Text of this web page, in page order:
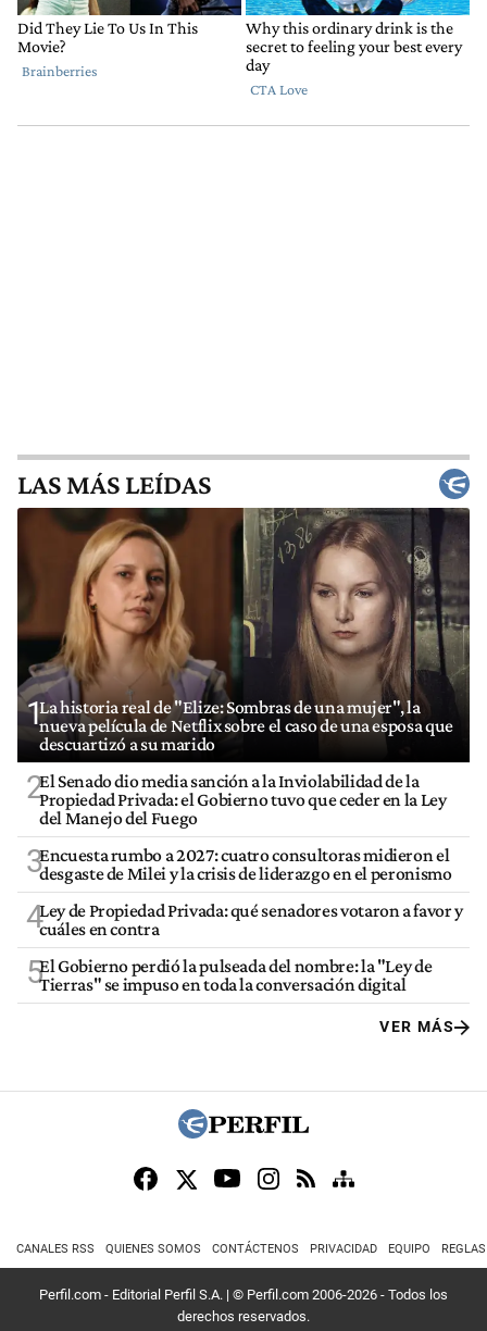
LAS MÁS LEÍDAS
1La historia real de "Elize: Sombras de una mujer", la
nueva película de Netflix sobre el caso de una esposa que
descuartizó a su marido
2El Senado dio media sanción a la Inviolabilidad de la
Propiedad Privada: el Gobierno tuvo que ceder en la Ley
del Manejo del Fuego
3Encuesta rumbo a 2027: cuatro consultoras midieron el
desgaste de Milei y la crisis de liderazgo en el peronismo
4Ley de Propiedad Privada: qué senadores votaron a favor y
cuáles en contra
5El Gobierno perdió la pulseada del nombre: la "Ley de
Tierras" se impuso en toda la conversación digital
VER MÁS
CANALES RSS QUIENES SOMOS CONTÁCTENOS PRIVACIDAD EQUIPO
Perfil.com - Editorial Perfil S.A. | © Perfil.com 2006-2026 - Todos los
derechos reservados.